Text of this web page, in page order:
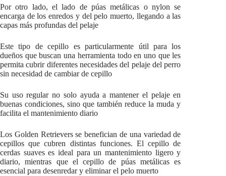
Por otro lado, el lado de púas metálicas o nylon se
encarga de los enredos y del pelo muerto, llegando a las
capas más profundas del pelaje
Este tipo de cepillo es particularmente útil para los
dueños que buscan una herramienta todo en uno que les
permita cubrir diferentes necesidades del pelaje del perro
sin necesidad de cambiar de cepillo
Su uso regular no solo ayuda a mantener el pelaje en
buenas condiciones, sino que también reduce la muda y
facilita el mantenimiento diario
Los Golden Retrievers se benefician de una variedad de
cepillos que cubren distintas funciones. El cepillo de
cerdas suaves es ideal para un mantenimiento ligero y
diario, mientras que el cepillo de púas metálicas es
esencial para desenredar y eliminar el pelo muerto